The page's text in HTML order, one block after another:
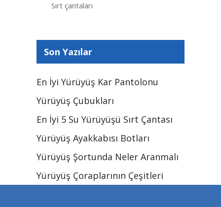
Sırt çantaları
Son Yazılar
En İyi Yürüyüş Kar Pantolonu
Yürüyüş Çubukları
En İyi 5 Su Yürüyüşü Sırt Çantası
Yürüyüş Ayakkabısı Botları
Yürüyüş Şortunda Neler Aranmalı
Yürüyüş Çoraplarının Çeşitleri